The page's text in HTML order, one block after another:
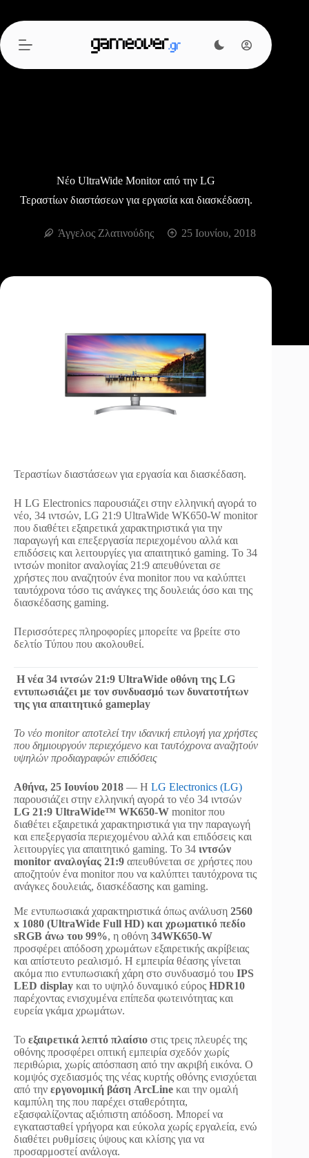
περιεχόμενο
Νέο UltraWide Monitor από την LG
Τεραστίων διαστάσεων για εργασία και διασκέδαση.
Άγγελος Ζλατινούδης 25 Ιουνίου, 2018
Τεραστίων διαστάσεων για εργασία και διασκέδαση.
Η LG Electronics παρουσιάζει στην ελληνική αγορά το
νέο, 34 ιντσών, LG 21:9 UltraWide WK650-W monitor
που διαθέτει εξαιρετικά χαρακτηριστικά για την
παραγωγή και επεξεργασία περιεχομένου αλλά και
επιδόσεις και λειτουργίες για απαιτητικό gaming. Το 34
ιντσών monitor αναλογίας 21:9 απευθύνεται σε
χρήστες που αναζητούν ένα monitor που να καλύπτει
ταυτόχρονα τόσο τις ανάγκες της δουλειάς όσο και της
διασκέδασης gaming.
Περισσότερες πληροφορίες μπορείτε να βρείτε στο
δελτίο Τύπου που ακολουθεί.
Η νέα 34 ιντσών 21:9 UltraWide οθόνη της LG
εντυπωσιάζει με τον συνδυασμό των δυνατοτήτων
της για απαιτητικό gameplay
Το νέο monitor αποτελεί την ιδανική επιλογή για χρήστες
που δημιουργούν περιεχόμενο και ταυτόχρονα αναζητούν
υψηλών προδιαγραφών επιδόσεις
Αθήνα, 25 Ιουνίου 2018 — Η LG Electronics (LG)
παρουσιάζει στην ελληνική αγορά το νέο 34 ιντσών
LG 21:9 UltraWide™ WK650-W monitor που
διαθέτει εξαιρετικά χαρακτηριστικά για την παραγωγή
και επεξεργασία περιεχομένου αλλά και επιδόσεις και
λειτουργίες για απαιτητικό gaming. Το 34 ιντσών
monitor αναλογίας 21:9 απευθύνεται σε χρήστες που
αποζητούν ένα monitor που να καλύπτει ταυτόχρονα τις
ανάγκες δουλειάς, διασκέδασης και gaming.
Με εντυπωσιακά χαρακτηριστικά όπως ανάλυση 2560
x 1080 (UltraWide Full HD) και χρωματικό πεδίο
sRGB άνω του 99%, η οθόνη 34WK650-W
προσφέρει απόδοση χρωμάτων εξαιρετικής ακρίβειας
και απίστευτο ρεαλισμό. Η εμπειρία θέασης γίνεται
ακόμα πιο εντυπωσιακή χάρη στο συνδυασμό του IPS
LED display και το υψηλό δυναμικό εύρος HDR10
παρέχοντας ενισχυμένα επίπεδα φωτεινότητας και
ευρεία γκάμα χρωμάτων.
Το εξαιρετικά λεπτό πλαίσιο στις τρεις πλευρές της
οθόνης προσφέρει οπτική εμπειρία σχεδόν χωρίς
περιθώρια, χωρίς απόσπαση από την ακριβή εικόνα. Ο
κομψός σχεδιασμός της νέας κυρτής οθόνης ενισχύεται
από την εργονομική βάση ArcLine και την ομαλή
καμπύλη της που παρέχει σταθερότητα,
εξασφαλίζοντας αξιόπιστη απόδοση. Μπορεί να
εγκατασταθεί γρήγορα και εύκολα χωρίς εργαλεία, ενώ
διαθέτει ρυθμίσεις ύψους και κλίσης για να
προσαρμοστεί ανάλογα.